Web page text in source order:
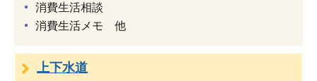
消費生活相談
消費生活メモ 他
上下水道